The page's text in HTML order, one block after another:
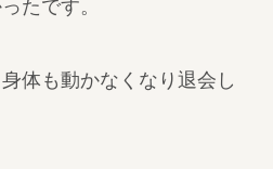
たです。
体も動かなくなり退会し